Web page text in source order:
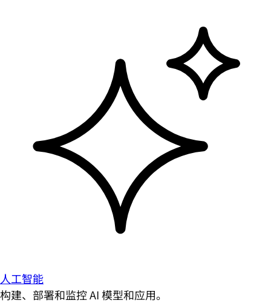
人工智能
构建、部署和监控 AI 模型和应用。